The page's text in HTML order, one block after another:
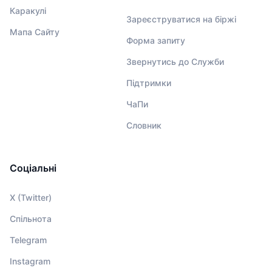
Каракулі
Мапа Сайту
Зареєструватися на біржі
Форма запиту
Звернутись до Служби
Підтримки
ЧаПи
Словник
Соціальні
X (Twitter)
Спільнота
Telegram
Instagram